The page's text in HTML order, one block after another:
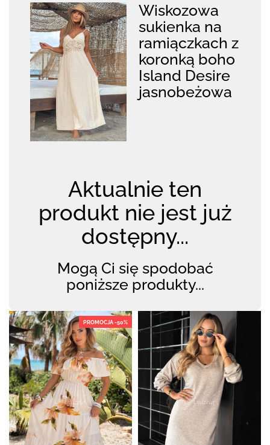
Wiskozowa
sukienka na
ramiączkach z
koronką boho
Island Desire
jasnobeżowa
Aktualnie ten
produkt nie jest już
dostępny...
Mogą Ci się spodobać
poniższe produkty...
PROMOCJA -50%